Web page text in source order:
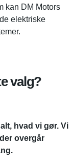
kan DM Motors
elektriske
valg?
hvad vi gør. Vi
overgår